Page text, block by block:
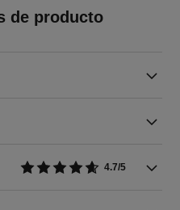
de producto
4.7/5